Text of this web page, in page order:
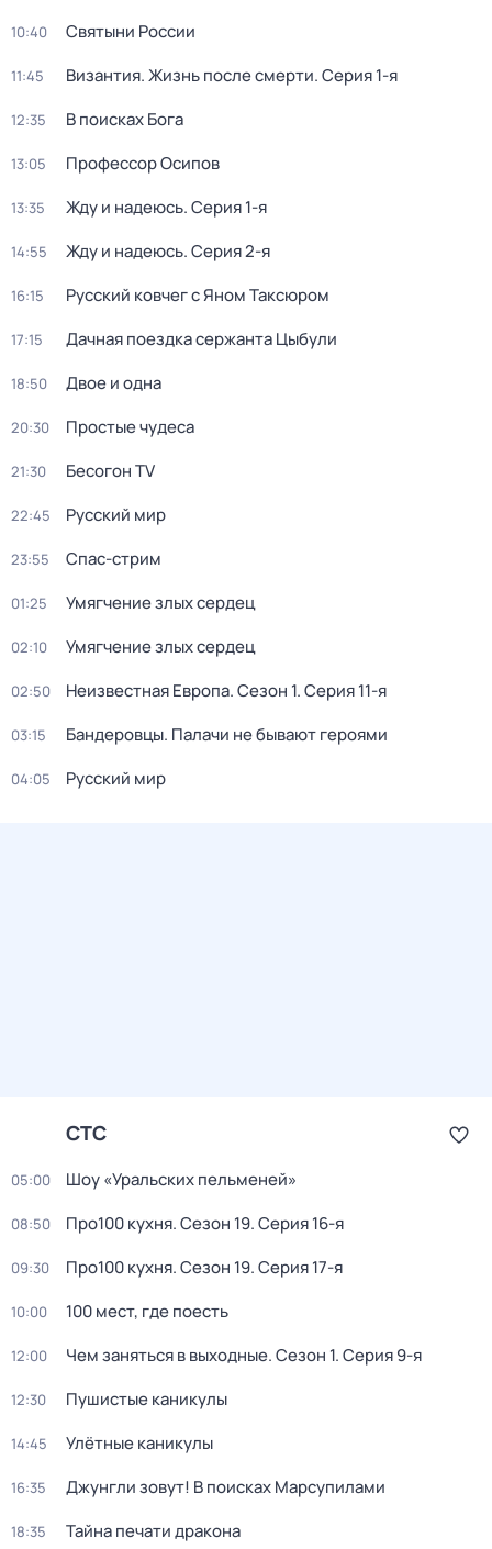
10:40 Святыни России
11:45 Византия. Жизнь после смерти. Серия 1-я
12:35 В поисках Бога
13:05 Профессор Осипов
13:35 Жду и нaдeюсь. Серия 1-я
14:55 Жду и нaдeюсь. Серия 2-я
16:15 Русский ковчег с Яном Таксюром
17:15 Дачная поездка сержанта Цыбули
18:50 Двое и одна
20:30 Простые чудеса
21:30 Бесогон TV
22:45 Русский мир
23:55 Спас-стрим
01:25 Умягчение злых сердец
02:10 Умягчение злых сердец
02:50 Неизвестная Европа. Сезон 1. Серия 11-я
03:15 Бандерoвцы. Пaлачи не бывают героями
04:05 Русский мир
СТС
05:00 Шоу «Уральских пельменей»
08:50 Про100 кухня. Сезон 19. Серия 16-я
09:30 Про100 кухня. Сезон 19. Серия 17-я
10:00 100 мест, где поесть
12:00 Чем заняться в выходные. Сезон 1. Серия 9-я
12:30 Пушистые каникулы
14:45 Улётные каникулы
16:35 Джунгли зовут! В поисках Марсупилами
18:35 Тайна печати дракона